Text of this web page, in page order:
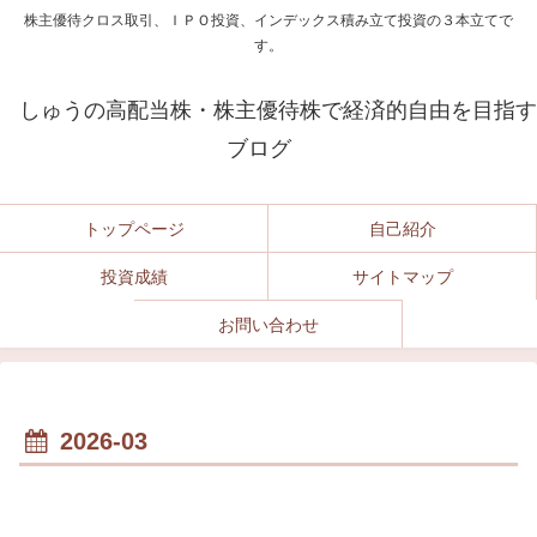
株主優待クロス取引、ＩＰＯ投資、インデックス積み立て投資の３本立てで
す。
しゅうの高配当株・株主優待株で経済的自由を目指す
ブログ
トップページ 自己紹介
投資成績 サイトマップ
お問い合わせ
2026-03